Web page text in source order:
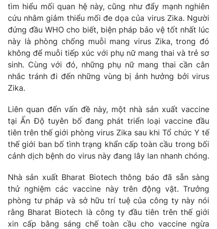
THỜI BÁO VTV
Theo dõi báo trên
Cơ quan chủ quản:
Giấy phép hoạt động báo in và báo điện tử số 483/GP-BTTTT
cấp ngày 29/12/2023
Tổng Biên tập:Vũ Thanh Thủy
Phó Tổng Biên tập:Nguyễn Thị Mỹ Hạnh, Phạm Quốc Thắng,
Tổng đài VTV:024.38 355 931 - 024.38 355 932
Ðiện thoại Thời báo VTV:024.66 897 897
Email:toasoan@vtv.vn
Liên hệ quảng cáo:024-7300.7108
tìm hiểu mối quan hệ này, cũng như đẩy mạnh nghiên
cứu nhằm giảm thiểu mối đe dọa của virus Zika. Người
đứng đầu WHO cho biết, biện pháp bảo vệ tốt nhất lúc
này là phòng chống muỗi mang virus Zika, trong đó
không để muỗi tiếp xúc với phụ nữ mang thai và trẻ sơ
sinh. Cùng với đó, những phụ nữ mang thai cần cân
nhắc tránh đi đến những vùng bị ảnh hưởng bởi virus
Zika.
Liên quan đến vấn đề này, một nhà sản xuất vaccine
tại Ấn Độ tuyên bố đang phát triển loại vaccine đầu
tiên trên thế giới phòng virus Zika sau khi Tổ chức Y tế
thế giới ban bố tình trạng khẩn cấp toàn cầu trong bối
cảnh dịch bệnh do virus này đang lây lan nhanh chóng.
Nhà sản xuất Bharat Biotech thông báo đã sẵn sàng
thử nghiệm các vaccine này trên động vật. Trưởng
phòng tư pháp và sở hữu trí tuệ của công ty này nói
rằng Bharat Biotech là công ty đầu tiên trên thế giới
xin cấp bằng sáng chế toàn cầu cho vaccine ngừa